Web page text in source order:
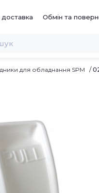
Обмін та
для обладнання SPM